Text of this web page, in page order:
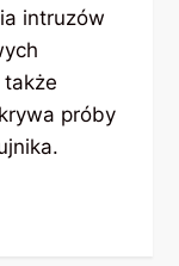
intruzów
próby